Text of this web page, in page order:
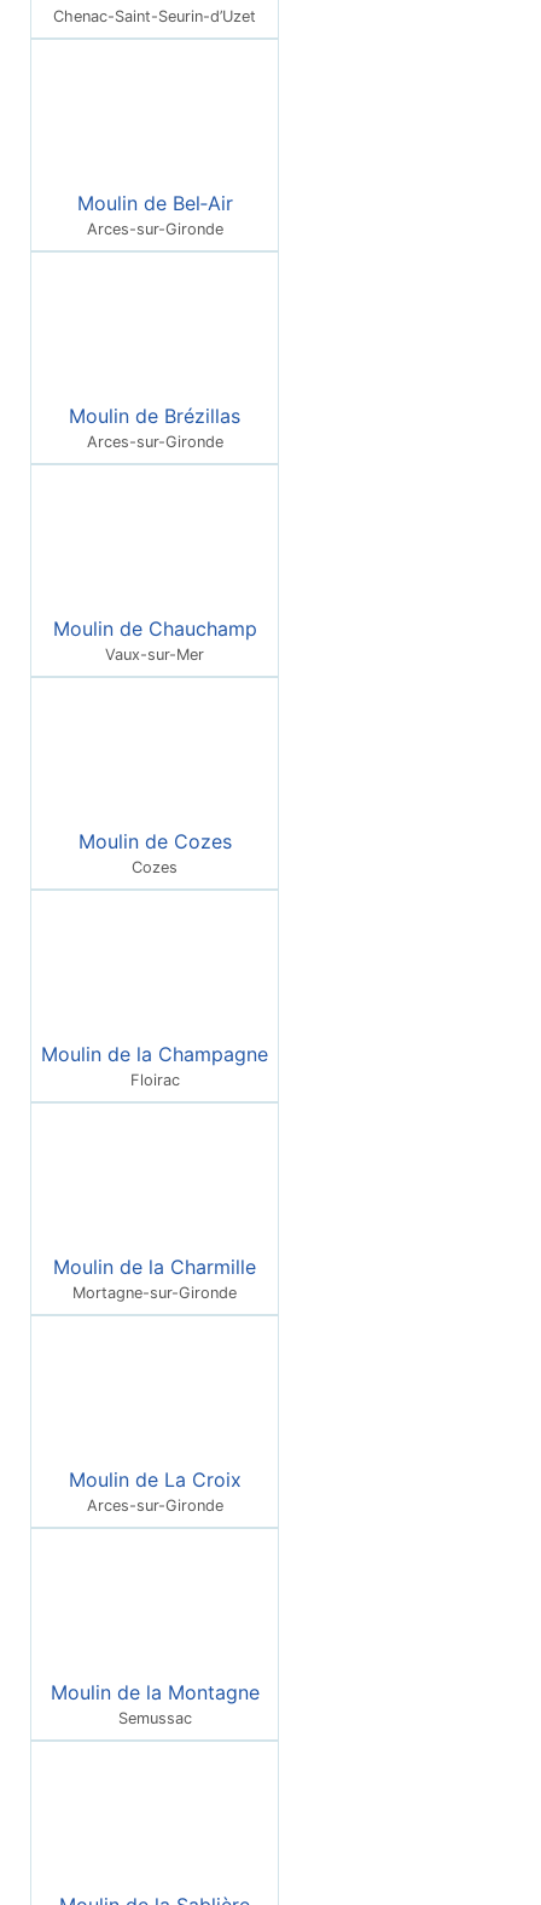
Chenac-Saint-Seurin-d’Uzet
Moulin de Bel‑Air
Arces-sur-Gironde
Moulin de Brézillas
Arces-sur-Gironde
Moulin de Chauchamp
Vaux-sur-Mer
Moulin de Cozes
Cozes
Moulin de la Champagne
Floirac
Moulin de la Charmille
Mortagne-sur-Gironde
Moulin de La Croix
Arces-sur-Gironde
Moulin de la Montagne
Semussac